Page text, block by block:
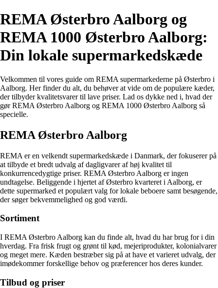
REMA Østerbro Aalborg og
REMA 1000 Østerbro Aalborg:
Din lokale supermarkedskæde
Velkommen til vores guide om REMA supermarkederne på Østerbro i
Aalborg. Her finder du alt, du behøver at vide om de populære kæder,
der tilbyder kvalitetsvarer til lave priser. Lad os dykke ned i, hvad der
gør REMA Østerbro Aalborg og REMA 1000 Østerbro Aalborg så
specielle.
REMA Østerbro Aalborg
REMA er en velkendt supermarkedskæde i Danmark, der fokuserer på
at tilbyde et bredt udvalg af dagligvarer af høj kvalitet til
konkurrencedygtige priser. REMA Østerbro Aalborg er ingen
undtagelse. Beliggende i hjertet af Østerbro kvarteret i Aalborg, er
dette supermarked et populært valg for lokale beboere samt besøgende,
der søger bekvemmelighed og god værdi.
Sortiment
I REMA Østerbro Aalborg kan du finde alt, hvad du har brug for i din
hverdag. Fra frisk frugt og grønt til kød, mejeriprodukter, kolonialvarer
og meget mere. Kæden bestræber sig på at have et varieret udvalg, der
imødekommer forskellige behov og præferencer hos deres kunder.
Tilbud og priser